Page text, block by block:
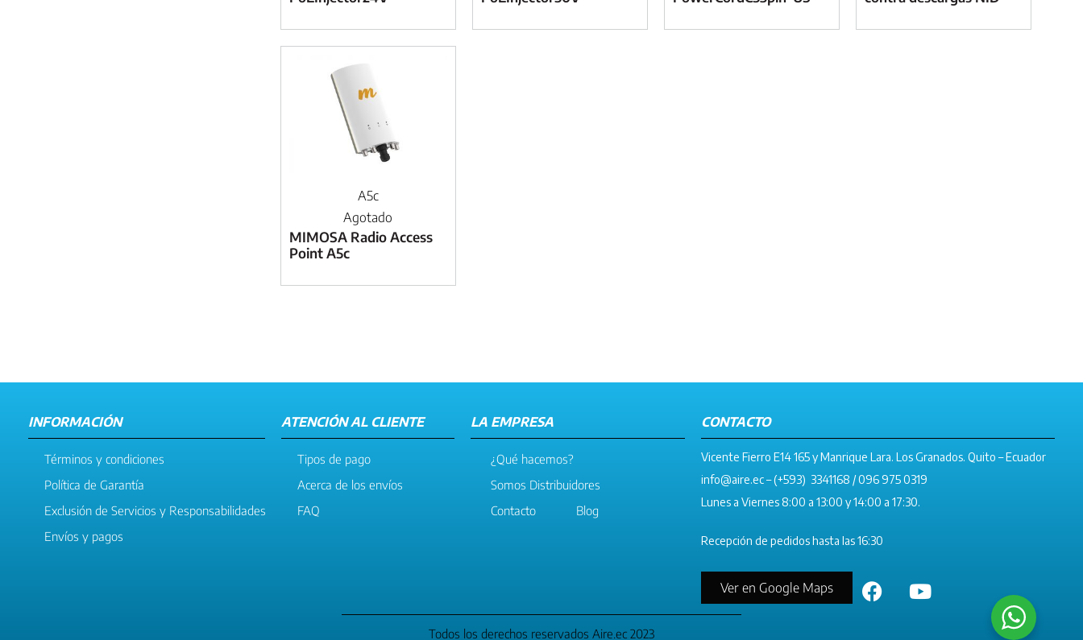
A5c
Agotado
MIMOSA Radio Access
Point A5c
INFORMACIÓN
Términos y condiciones
Política de Garantía
Exclusión de Servicios y Responsabilidades
Envíos y pagos
ATENCIÓN AL CLIENTE
Tipos de pago
Acerca de los envíos
FAQ
LA EMPRESA
¿Qué hacemos?
Somos Distribuidores
Contacto
Blog
CONTACTO
Vicente Fierro E14 165 y Manrique Lara. Los Granados. Quito – Ecuador
info@aire.ec– (+593) 3341168 / 096 975 0319
Lunes a Viernes 8:00 a 13:00 y 14:00 a 17:30.
Recepción de pedidos hasta las 16:30
Ver en Google Maps
Todos los derechos reservados Aire.ec 2023